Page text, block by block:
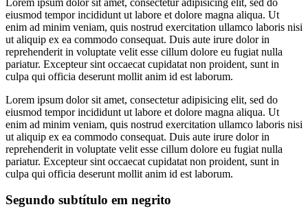
eiusmod tempor incididunt ut labore et dolore magna aliqua. Ut
enim ad minim veniam, quis nostrud exercitation ullamco laboris nisi
ut aliquip ex ea commodo consequat. Duis aute irure dolor in
reprehenderit in voluptate velit esse cillum dolore eu fugiat nulla
pariatur. Excepteur sint occaecat cupidatat non proident, sunt in
culpa qui officia deserunt mollit anim id est laborum.
Lorem ipsum dolor sit amet, consectetur adipisicing elit, sed do
eiusmod tempor incididunt ut labore et dolore magna aliqua. Ut
enim ad minim veniam, quis nostrud exercitation ullamco laboris nisi
ut aliquip ex ea commodo consequat. Duis aute irure dolor in
reprehenderit in voluptate velit esse cillum dolore eu fugiat nulla
pariatur. Excepteur sint occaecat cupidatat non proident, sunt in
culpa qui officia deserunt mollit anim id est laborum.
Segundo subtítulo em negrito